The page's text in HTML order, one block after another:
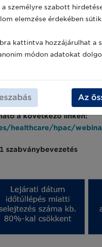
tanulmányt is készített,
szabványos vonalkódok
bemutatásra kerültek
a következő linken:
healthcare/hpac/
szabványbevezetés
a személyre szabott
elemzése érdekében
kattintva hozzájárulhat a
módon adatokat
Az